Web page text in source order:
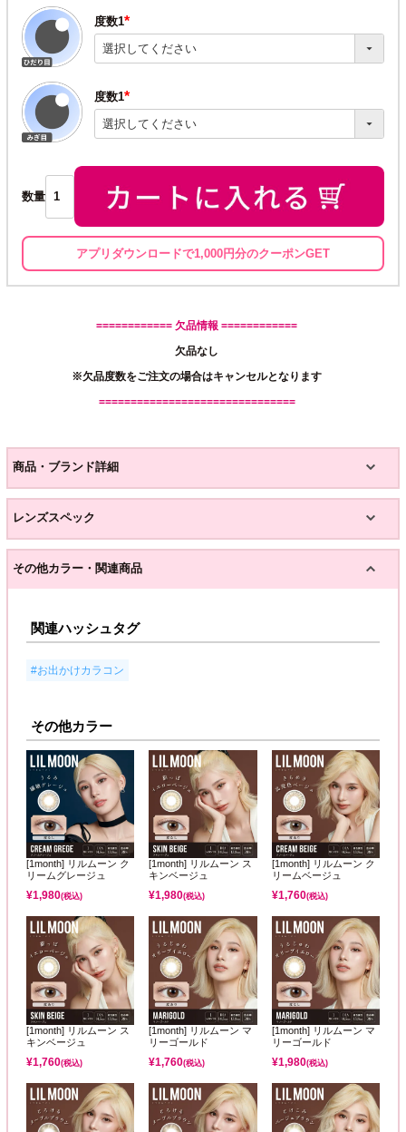
度数1
(必
須)
度数1
(必
須)
数量
アプリダウンロードで1,000円分のクーポンGET
============ 欠品情報 ============
欠品なし
※欠品度数をご注文の場合はキャンセルとなります
===============================
商品・ブランド詳細
レンズスペック
その他カラー・関連商品
関連ハッシュタグ
#お出かけカラコン
その他カラー
[1month] リルムーン ク
リームグレージュ
¥1,980(税込)
[1month] リルムーン ス
キンベージュ
¥1,980(税込)
[1month] リルムーン ク
リームベージュ
¥1,760(税込)
[1month] リルムーン ス
キンベージュ
¥1,760(税込)
[1month] リルムーン マ
リーゴールド
¥1,760(税込)
[1month] リルムーン マ
リーゴールド
¥1,980(税込)